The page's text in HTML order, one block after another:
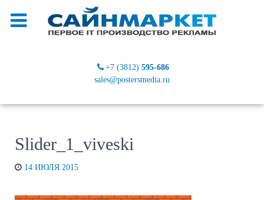
+7 (3812)595-686
sales@postersmedia.ru
Slider_1_viveski
14 ИЮЛЯ 2015